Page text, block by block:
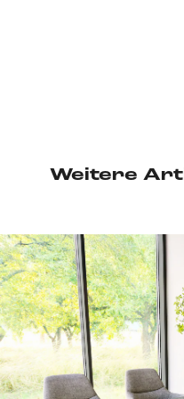
Weitere